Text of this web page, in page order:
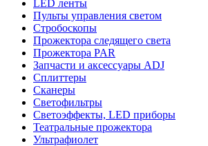
LED ленты
Пульты управления светом
Стробоскопы
Прожектора следящего света
Прожектора PAR
Запчасти и аксессуары ADJ
Сплиттеры
Сканеры
Светофильтры
Светоэффекты, LED приборы
Театральные прожектора
Ультрафиолет